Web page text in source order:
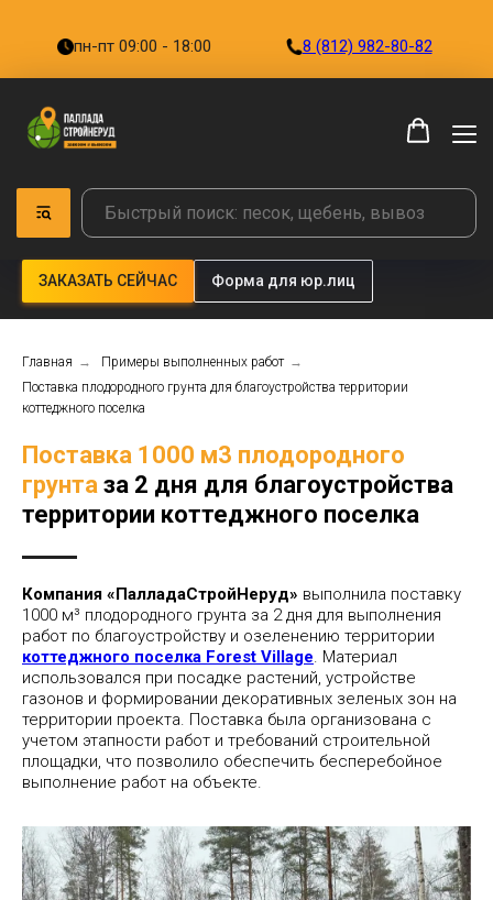
пн-пт 09:00 - 18:00 8 (812) 982-80-82
ЗАКАЗАТЬ СЕЙЧАС Форма для юр.лиц
Главная → Примеры выполненных работ →
Поставка плодородного грунта для благоустройства территории
коттеджного поселка
Поставка 1000 м3 плодородного
грунта за 2 дня для благоустройства
территории коттеджного поселка
Компания «ПалладаСтройНеруд» выполнила поставку
1000 м³ плодородного грунта за 2 дня для выполнения
работ по благоустройству и озеленению территории
коттеджного поселка Forest Village. Материал
использовался при посадке растений, устройстве
газонов и формировании декоративных зеленых зон на
территории проекта. Поставка была организована с
учетом этапности работ и требований строительной
площадки, что позволило обеспечить бесперебойное
выполнение работ на объекте.